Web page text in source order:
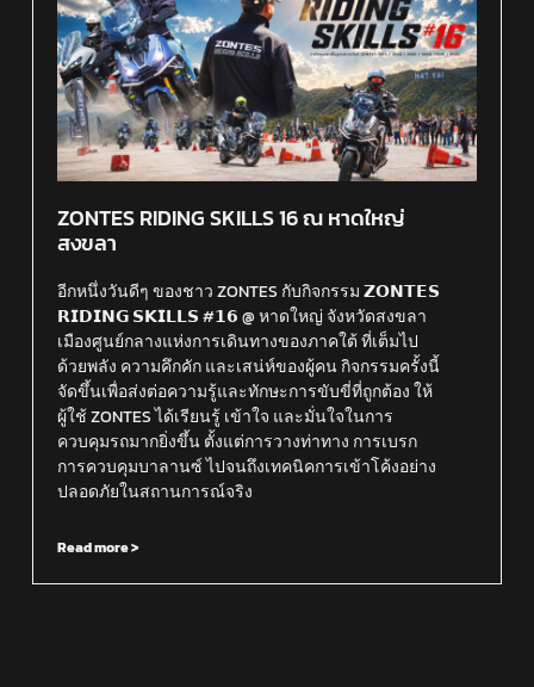
ZONTES RIDING SKILLS 16 ณ หาดใหญ่
สงขลา
อีกหนึ่งวันดีๆ ของชาว ZONTES กับกิจกรรม 𝗭𝗢𝗡𝗧𝗘𝗦
𝗥𝗜𝗗𝗜𝗡𝗚 𝗦𝗞𝗜𝗟𝗟𝗦 #𝟭𝟲 @ หาดใหญ่ จังหวัดสงขลา
เมืองศูนย์กลางแห่งการเดินทางของภาคใต้ ที่เต็มไป
ด้วยพลัง ความคึกคัก และเสน่ห์ของผู้คน กิจกรรมครั้งนี้
จัดขึ้นเพื่อส่งต่อความรู้และทักษะการขับขี่ที่ถูกต้อง ให้
ผู้ใช้ ZONTES ได้เรียนรู้ เข้าใจ และมั่นใจในการ
ควบคุมรถมากยิ่งขึ้น ตั้งแต่การวางท่าทาง การเบรก
การควบคุมบาลานซ์ ไปจนถึงเทคนิคการเข้าโค้งอย่าง
ปลอดภัยในสถานการณ์จริง
Read more >